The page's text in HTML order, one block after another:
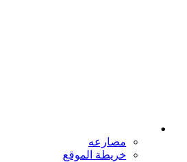
مصارعه
خريطة الموقع